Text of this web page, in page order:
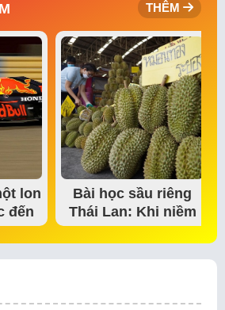
THÊM
lon
đến
Bài học sầu riêng
Thái Lan: Khi niềm
tin thị trường bắt…